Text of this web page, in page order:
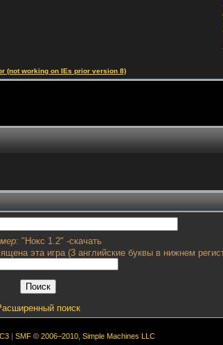
(not working on IEs prior version 8)
"Нокс 1.2" -скачать
эта игра (3 английские буквы в нижнем
поиск
| SMF © 2006–2010, Simple Machines LLC